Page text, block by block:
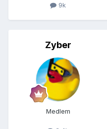
9k
Zyber
Medlem